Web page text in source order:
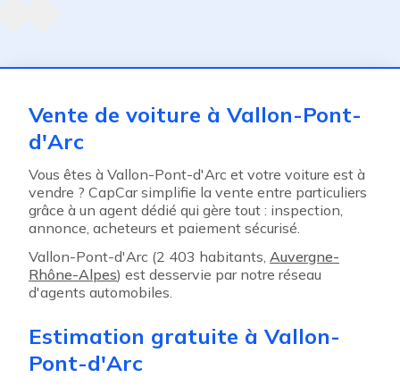
Vente de voiture à Vallon-Pont-
d'Arc
Vous êtes à Vallon-Pont-d'Arc et votre voiture est à
vendre ? CapCar simplifie la vente entre particuliers
grâce à un agent dédié qui gère tout : inspection,
annonce, acheteurs et paiement sécurisé.
Vallon-Pont-d'Arc (2 403 habitants, Auvergne-
Rhône-Alpes) est desservie par notre réseau
d'agents automobiles.
Estimation gratuite à Vallon-
Pont-d'Arc